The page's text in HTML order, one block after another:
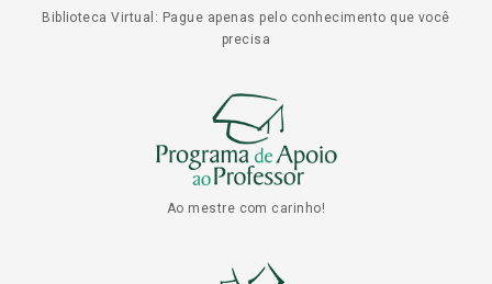
Biblioteca Virtual: Pague apenas pelo conhecimento que você
precisa
Ao mestre com carinho!